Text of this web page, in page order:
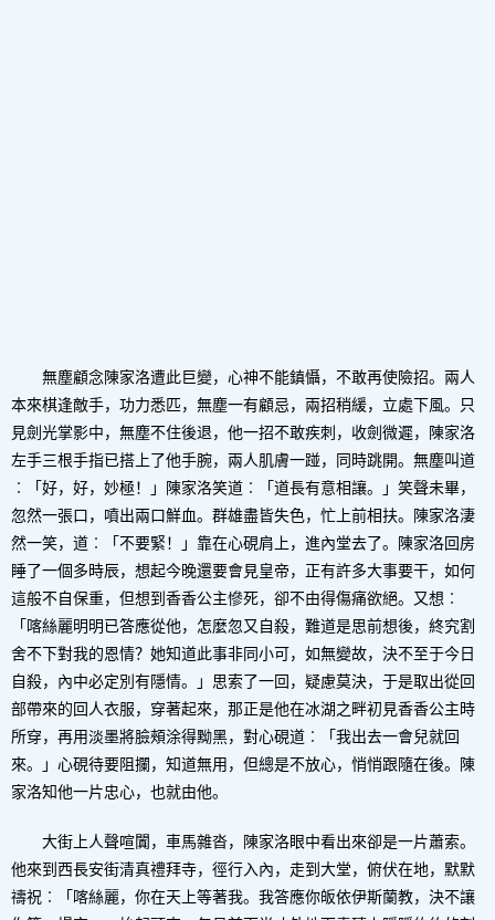
無塵顧念陳家洛遭此巨變，心神不能鎮懾，不敢再使險招。兩人
本來棋逢敵手，功力悉匹，無塵一有顧忌，兩招稍緩，立處下風。只
見劍光掌影中，無塵不住後退，他一招不敢疾刺，收劍微遲，陳家洛
左手三根手指已搭上了他手腕，兩人肌膚一踫，同時跳開。無塵叫道
︰「好，好，妙極！」陳家洛笑道︰「道長有意相讓。」笑聲未畢，
忽然一張口，噴出兩口鮮血。群雄盡皆失色，忙上前相扶。陳家洛淒
然一笑，道︰「不要緊！」靠在心硯肩上，進內堂去了。陳家洛回房
睡了一個多時辰，想起今晚還要會見皇帝，正有許多大事要干，如何
這般不自保重，但想到香香公主慘死，卻不由得傷痛欲絕。又想︰
「喀絲麗明明已答應從他，怎麼忽又自殺，難道是思前想後，終究割
舍不下對我的恩情？她知道此事非同小可，如無變故，決不至于今日
自殺，內中必定別有隱情。」思索了一回，疑慮莫決，于是取出從回
部帶來的回人衣服，穿著起來，那正是他在冰湖之畔初見香香公主時
所穿，再用淡墨將臉頰涂得黝黑，對心硯道︰「我出去一會兒就回
來。」心硯待要阻攔，知道無用，但總是不放心，悄悄跟隨在後。陳
家洛知他一片忠心，也就由他。
大街上人聲喧闐，車馬雜沓，陳家洛眼中看出來卻是一片蕭索。
他來到西長安街清真禮拜寺，徑行入內，走到大堂，俯伏在地，默默
禱祝︰「喀絲麗，你在天上等著我。我答應你皈依伊斯蘭教，決不讓